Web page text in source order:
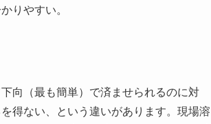
りやすい。
向（最も簡単）で済ませられるのに対
得ない、という違いがあります。現場溶